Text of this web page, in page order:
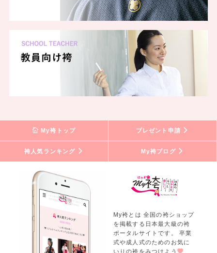
My袴トップ プレゼント申請
袴人気ランキング My袴ブログ
My袴とは 全国の袴ショップ
を掲載する日本最大級の袴
ポータルサイトです。 卒業
式や成人式のためのお気に